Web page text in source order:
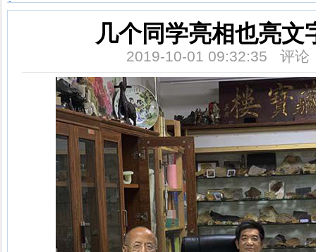
几个同学亮相也亮文
2019-10-01 09:32:35 评论